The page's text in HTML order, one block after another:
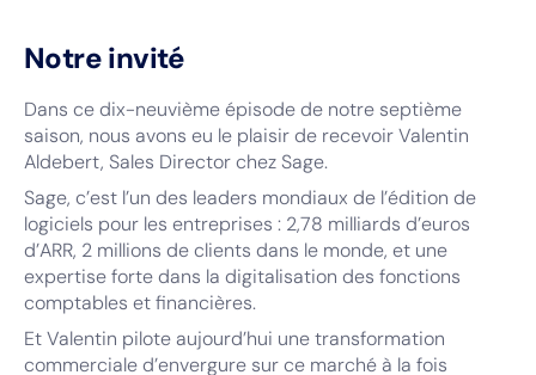
Notre invité
Dans ce dix-neuvième épisode de notre septième
saison, nous avons eu le plaisir de recevoir Valentin
Aldebert, Sales Director chez Sage.
Sage, c’est l’un des leaders mondiaux de l’édition de
logiciels pour les entreprises : 2,78 milliards d’euros
d’ARR, 2 millions de clients dans le monde, et une
expertise forte dans la digitalisation des fonctions
comptables et financières.
Et Valentin pilote aujourd’hui une transformation
commerciale d’envergure sur ce marché à la fois